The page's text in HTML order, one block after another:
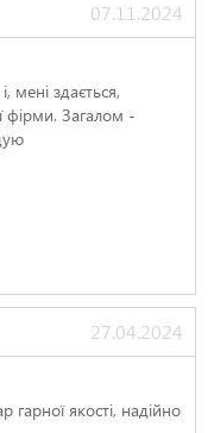
07.11.2024
мені здається,
фірми. Загалом -
27.04.2024
гарної якості, надійно